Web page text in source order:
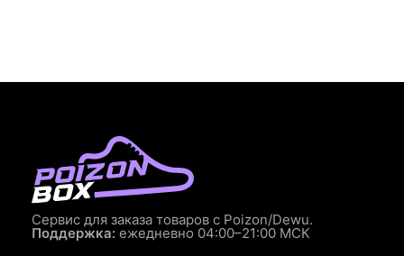
Сервис для заказа товаров с Poizon/Dewu.
Поддержка: ежедневно 04:00–21:00 МСК